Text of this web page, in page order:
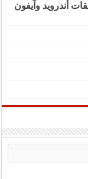
أندرويد وآيفون